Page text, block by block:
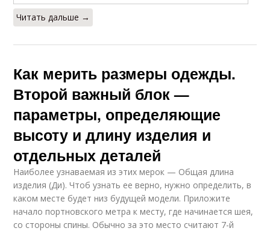
Читать дальше →
Как мерить размеры одежды.
Второй важный блок —
параметры, определяющие
высоту и длину изделия и
отдельных деталей
Наиболее узнаваемая из этих мерок — Общая длина
изделия (Ди). Чтоб узнать ее верно, нужно определить, в
каком месте будет низ будущей модели. Приложите
начало портновского метра к месту, где начинается шея,
со стороны спины. Обычно за это место считают 7-й